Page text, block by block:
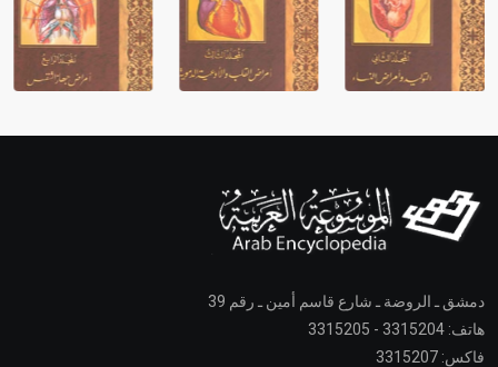
دمشق ـ الروضة ـ شارع قاسم أمين ـ رقم 39
هاتف: 3315204 - 3315205
فاكس: 3315207